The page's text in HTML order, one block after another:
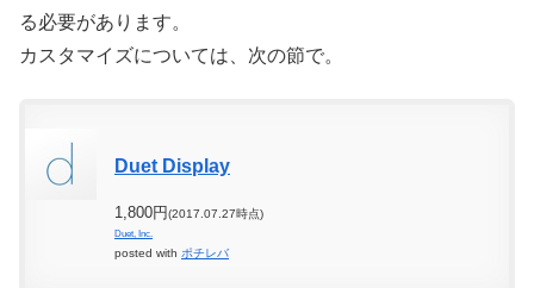
る必要があります。
カスタマイズについては、次の節で。
Duet Display
1,800円(2017.07.27時点)
Duet, Inc.
posted with ポチレバ